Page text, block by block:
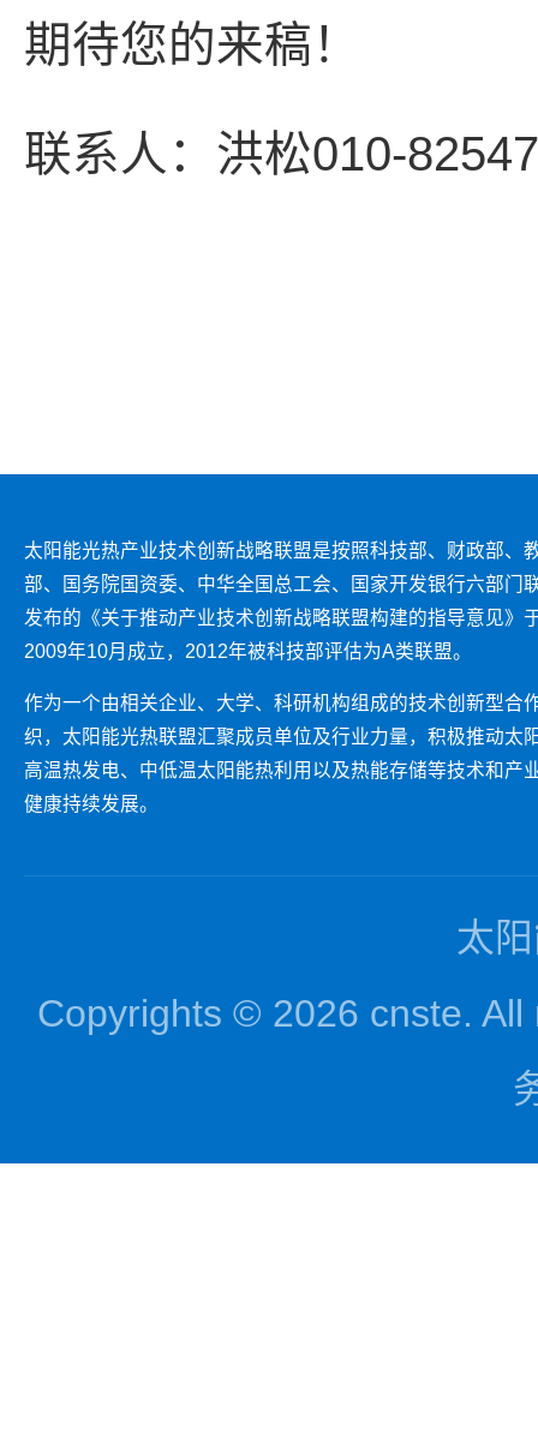
期待您的来稿！
联系人：洪松010-
太阳能光热产业技术创新战略联盟是按照科技部、财政部、
部、国务院国资委、中华全国总工会、国家开发银行六部门
发布的《关于推动产业技术创新战略联盟构建的指导意见》
2009年10月成立，2012年被科技部评估为A类联盟。
作为一个由相关企业、大学、科研机构组成的技术创新型合
织，太阳能光热联盟汇聚成员单位及行业力量，积极推动太
高温热发电、中低温太阳能热利用以及热能存储等技术和产
健康持续发展。
太
Copyrights © 2026 cnste. All